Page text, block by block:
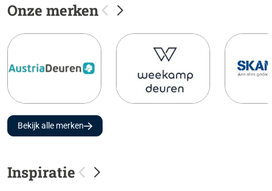
Onze merken
Bekijk alle merken
Inspiratie